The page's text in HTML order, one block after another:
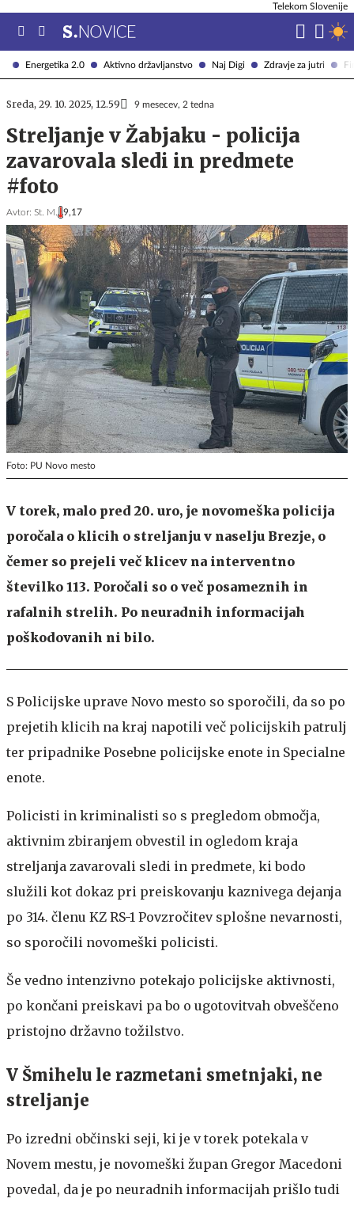
Energetika 2.0 Aktivno državljanstvo Naj Digi Zdravje za jutri
Telekom Slovenije
Sreda, 29. 10. 2025, 12.59 9 mesecev, 2 tedna
Streljanje v Žabjaku - policija
zavarovala sledi in predmete
#foto
Avtor: St. M. 9,17
Foto: PU Novo mesto
V torek, malo pred 20. uro, je novomeška policija
poročala o klicih o streljanju v naselju Brezje, o
čemer so prejeli več klicev na interventno
številko 113. Poročali so o več posameznih in
rafalnih strelih. Po neuradnih informacijah
poškodovanih ni bilo.
S Policijske uprave Novo mesto so sporočili, da so po
prejetih klicih na kraj napotili več policijskih patrulj
ter pripadnike Posebne policijske enote in Specialne
enote.
Policisti in kriminalisti so s pregledom območja,
aktivnim zbiranjem obvestil in ogledom kraja
streljanja zavarovali sledi in predmete, ki bodo
služili kot dokaz pri preiskovanju kaznivega dejanja
po 314. členu KZ RS-1 Povzročitev splošne nevarnosti,
so sporočili novomeški policisti.
Še vedno intenzivno potekajo policijske aktivnosti,
po končani preiskavi pa bo o ugotovitvah obveščeno
pristojno državno tožilstvo.
V Šmihelu le razmetani smetnjaki, ne
streljanje
Po izredni občinski seji, ki je v torek potekala v
Novem mestu, je novomeški župan Gregor Macedoni
povedal, da je po neuradnih informacijah prišlo tudi